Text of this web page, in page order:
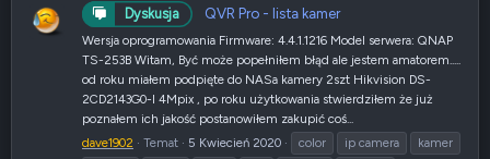
Dyskusja QVR Pro - lista kamer
Wersja oprogramowania Firmware: 4.4.1.1216 Model serwera: QNAP
TS-253B Witam, Być może popełniłem błąd ale jestem amatorem.....
od roku miałem podpięte do NASa kamery 2szt Hikvision DS-
2CD2143G0-I 4Mpix , po roku użytkowania stwierdziłem że już
poznałem ich jakość postanowiłem zakupić coś...
dave1902
Temat 5 Kwiecień 2020 color ip camera
kamer